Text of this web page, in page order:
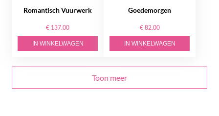
Romantisch Vuurwerk
€ 137.00
IN WINKELWAGEN
Goedemorgen
€ 82.00
IN WINKELWAGEN
Toon meer